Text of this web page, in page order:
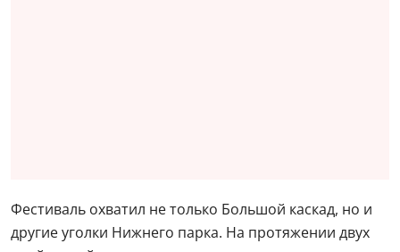
Фестиваль охватил не только Большой каскад, но и
другие уголки Нижнего парка. На протяжении двух